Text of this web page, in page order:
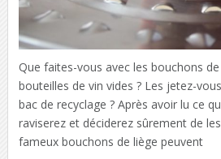
Que faites-vous avec les bouchons
bouteilles de vin vides ? Les jetez-
bac de recyclage ? Après avoir lu ce
raviserez et déciderez sûrement de
fameux bouchons de liège peuvent